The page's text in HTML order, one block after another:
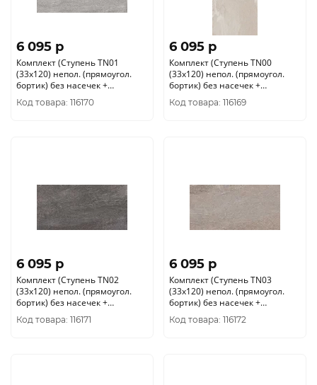
6 095 p
Комплект (Ступень TN01
(33x120) непол. (прямоугол.
бортик) без насечек +
Подступенок (14, 5x120))
Код товара: 116170
6 095 p
Комплект (Ступень TN00
(33x120) непол. (прямоугол.
бортик) без насечек +
Подступенок (14, 5x120))
Код товара: 116169
6 095 p
Комплект (Ступень TN02
(33x120) непол. (прямоугол.
бортик) без насечек +
Подступенок (14, 5x120))
Код товара: 116171
6 095 p
Комплект (Ступень TN03
(33x120) непол. (прямоугол.
бортик) без насечек +
Подступенок (14, 5x120))
Код товара: 116172